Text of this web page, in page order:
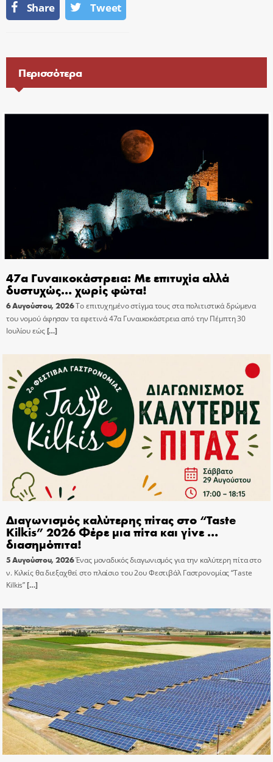
Share Tweet
Περισσότερα
47α Γυναικοκάστρεια: Με επιτυχία αλλά
δυστυχώς… χωρίς φώτα!
6 Αυγούστου, 2026Το επιτυχημένο στίγμα τους στα πολιτιστικά δρώμενα
του νομού άφησαν τα εφετινά 47α Γυναικοκάστρεια από την Πέμπτη 30
Ιουλίου εώς[…]
Διαγωνισμός καλύτερης πίτας στο “Taste
Kilkis” 2026 Φέρε μια πίτα και γίνε …
διασημόπιτα!
5 Αυγούστου, 2026Ένας μοναδικός διαγωνισμός για την καλύτερη πίτα στο
ν. Κιλκίς θα διεξαχθεί στο πλαίσιο του 2ου Φεστιβάλ Γαστρονομίας “Taste
Kilkis”[…]